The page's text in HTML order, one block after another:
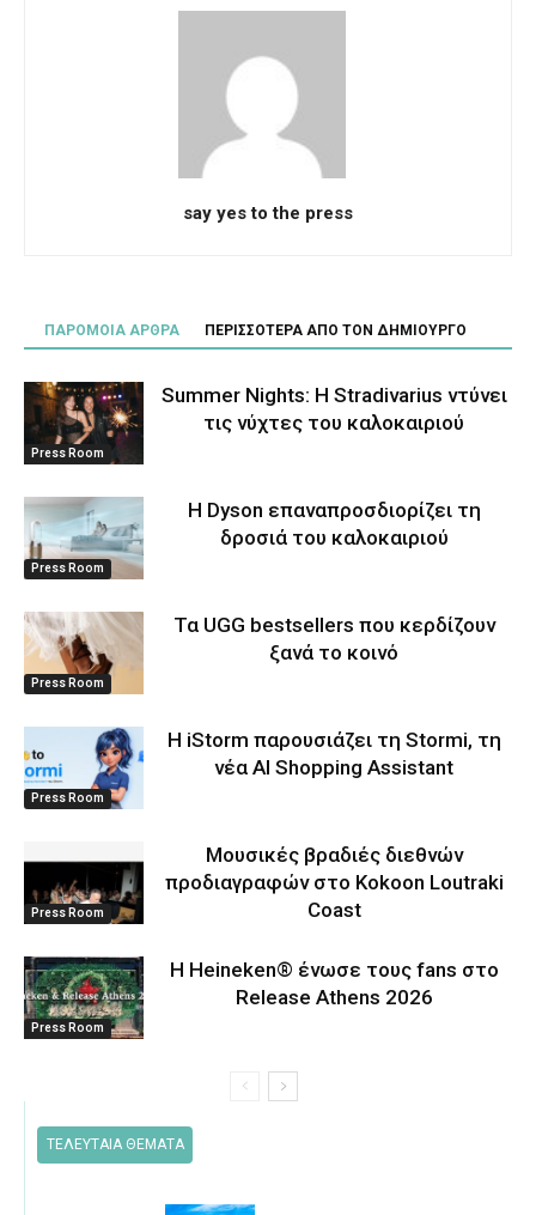
say yes to the press
ΠΑΡΟΜΟΙΑ ΑΡΘΡΑ ΠΕΡΙΣΣΟΤΕΡΑ ΑΠΟ ΤΟΝ ΔΗΜΙΟΥΡΓΟ
Press Room
Summer Nights: Η Stradivarius ντύνει
τις νύχτες του καλοκαιριού
Press Room
Η Dyson επαναπροσδιορίζει τη
δροσιά του καλοκαιριού
Press Room
Τα UGG bestsellers που κερδίζουν
ξανά το κοινό
Press Room
Η iStorm παρουσιάζει τη Stormi, τη
νέα AI Shopping Assistant
Press Room
Μουσικές βραδιές διεθνών
προδιαγραφών στο Kokoon Loutraki
Coast
Press Room
Η Heineken® ένωσε τους fans στο
Release Athens 2026
ΤΕΛΕΥΤΑΙΑ ΘΕΜΑΤΑ